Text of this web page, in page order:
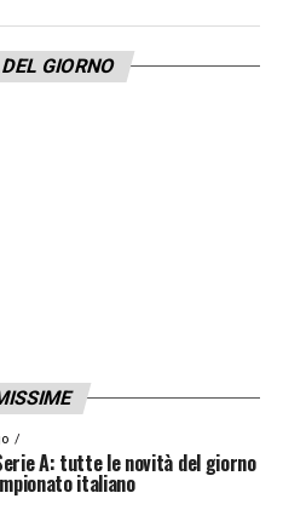
dell’exGenoa
Di Bello
GIORNO
A: tutte le novità del giorno
italiano